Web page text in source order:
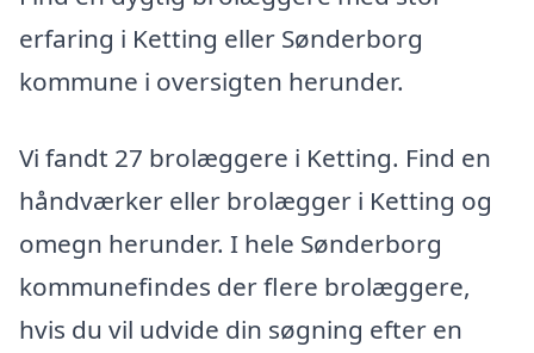
erfaring i Ketting eller Sønderborg
kommune i oversigten herunder.
Vi fandt 27 brolæggere i Ketting. Find en
håndværker eller brolægger i Ketting og
omegn herunder. I hele Sønderborg
kommunefindes der flere brolæggere,
hvis du vil udvide din søgning efter en